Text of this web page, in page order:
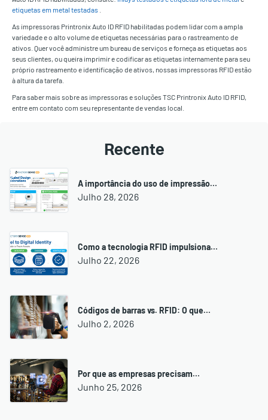
etiquetas em metal testadas
As impressoras Printronix Auto ID RFID habilitadas podem lidar com a ampla
variedade e o alto volume de etiquetas necessárias para o rastreamento de
ativos. Quer você administre um bureau de serviços e forneça as etiquetas aos
seus clientes, ou queira imprimir e codificar as etiquetas internamente para seu
próprio rastreamento e identificação de ativos, nossas impressoras RFID estão
à altura da tarefa.
Para saber mais sobre as impressoras e soluções TSC Printronix Auto ID RFID,
entre em contato com seu representante de vendas local.
Recente
A importância do uso de impressão…
Julho 28, 2026
Como a tecnologia RFID impulsiona…
Julho 22, 2026
Códigos de barras vs. RFID: O que…
Julho 2, 2026
Por que as empresas precisam…
Junho 25, 2026